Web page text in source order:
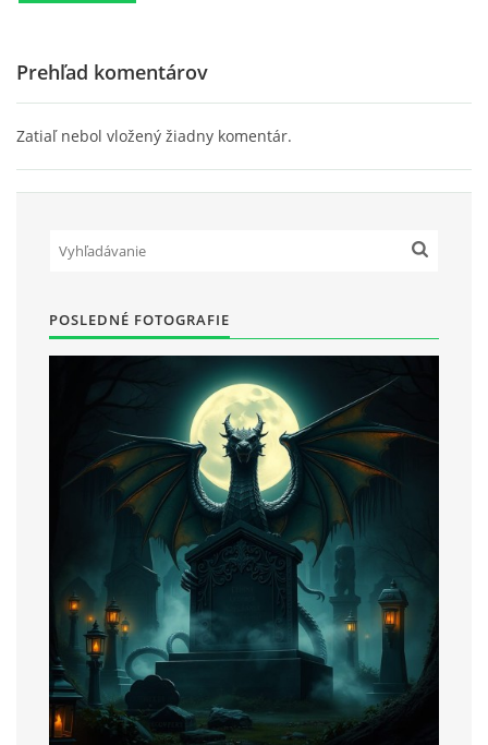
Prehľad komentárov
Zatiaľ nebol vložený žiadny komentár.
POSLEDNÉ FOTOGRAFIE